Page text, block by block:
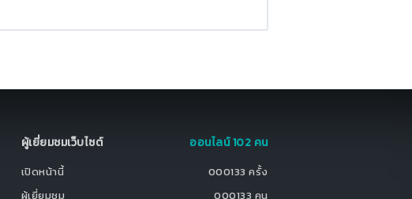
ผู้เยี่ยมชมเว็บไซต์ ออนไลน์ 102 คน
เปิดหน้านี้
000133 ครั้ง
ผู้เยี่ยมชม
000133 คน